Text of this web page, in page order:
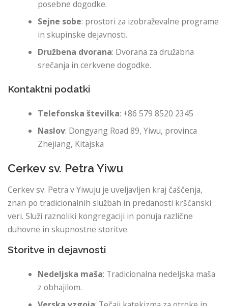
posebne dogodke.
Sejne sobe: prostori za izobraževalne programe
in skupinske dejavnosti.
Družbena dvorana: Dvorana za družabna
srečanja in cerkvene dogodke.
Kontaktni podatki
Telefonska številka: +86 579 8520 2345
Naslov: Dongyang Road 89, Yiwu, provinca
Zhejiang, Kitajska
Cerkev sv. Petra Yiwu
Cerkev sv. Petra v Yiwuju je uveljavljen kraj čaščenja,
znan po tradicionalnih službah in predanosti krščanski
veri. Služi raznoliki kongregaciji in ponuja različne
duhovne in skupnostne storitve.
Storitve in dejavnosti
Nedeljska maša: Tradicionalna nedeljska maša
z obhajilom.